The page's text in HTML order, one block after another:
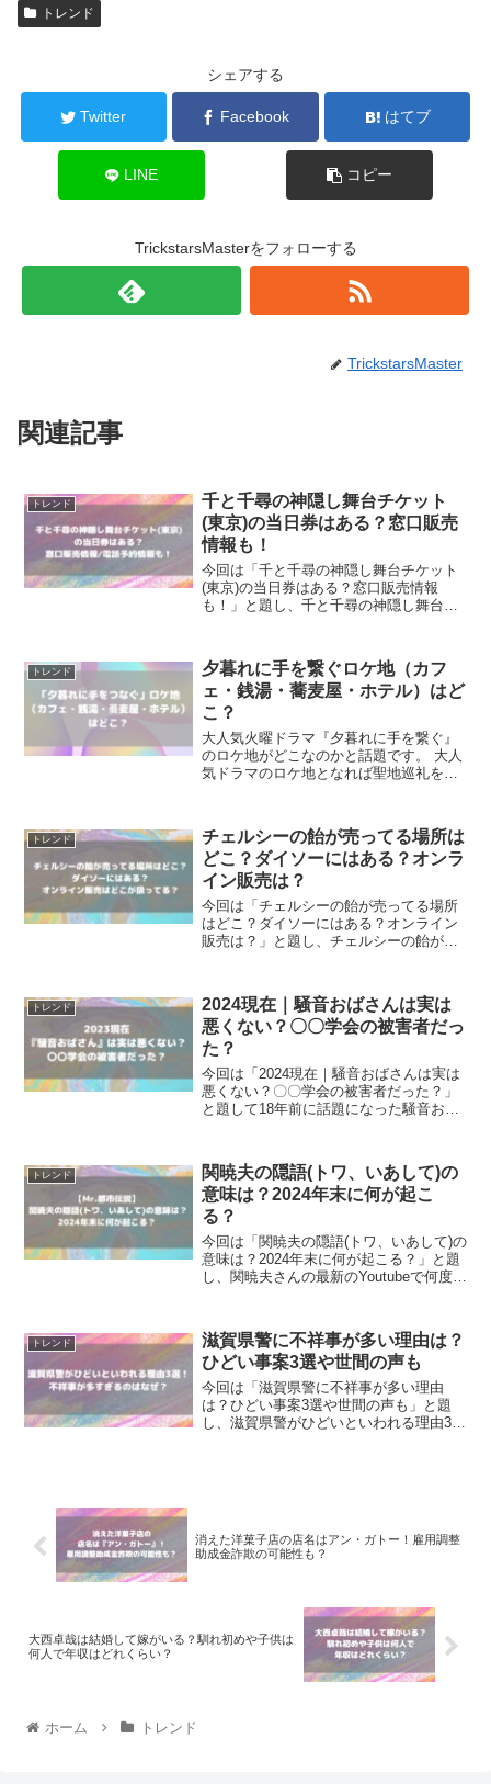
トレンド
シェアする
Twitter Facebook はてブ
LINE コピー
TrickstarsMasterをフォローする
TrickstarsMaster
関連記事
トレンド
千と千尋の神隠し舞台チケット
(東京)の当日券はある？窓口販売
情報も！
今回は「千と千尋の神隠し舞台チケット
(東京)の当日券はある？窓口販売情報
も！」と題し、千と千尋の神隠し舞台チ
いても！
トレンド
夕暮れに手を繋ぐロケ地（カフ
ェ・銭湯・蕎麦屋・ホテル）はど
こ？
大人気火曜ドラマ『夕暮れに手を繋ぐ』
のロケ地がどこなのかと話題です。 大人
気ドラマのロケ地となれば聖地巡礼をす
所（カフェ・銭湯・蕎麦屋・ホテル）を
調べてまとめてみ...
トレンド
チェルシーの飴が売ってる場所は
どこ？ダイソーにはある？オンラ
イン販売は？
今回は「チェルシーの飴が売ってる場所
はどこ？ダイソーにはある？オンライン
販売は？」と題し、チェルシーの飴が売
が取り扱っている？
トレンド
2024現在｜騒音おばさんは実は
悪くない？〇〇学会の被害者だっ
た？
今回は「2024現在｜騒音おばさんは実は
悪くない？〇〇学会の被害者だった？」
と題して18年前に話題になった騒音おば
調査！
トレンド
関暁夫の隠語(トワ、いあして)の
意味は？2024年末に何が起こ
る？
今回は「関暁夫の隠語(トワ、いあして)の
意味は？2024年末に何が起こる？」と題
し、関暁夫さんの最新のYoutubeで何度も
る」という意味は…？
トレンド
滋賀県警に不祥事が多い理由は？
ひどい事案3選や世間の声も
今回は「滋賀県警に不祥事が多い理由
は？ひどい事案3選や世間の声も」と題
し、滋賀県警がひどいといわれる理由3選
消えた洋菓子店の店名はアン・ガトー！雇用調整
助成金詐欺の可能性も？
大西卓哉は結婚して嫁がいる？馴れ初めや子供は
何人で年収はどれくらい？
ホーム トレンド